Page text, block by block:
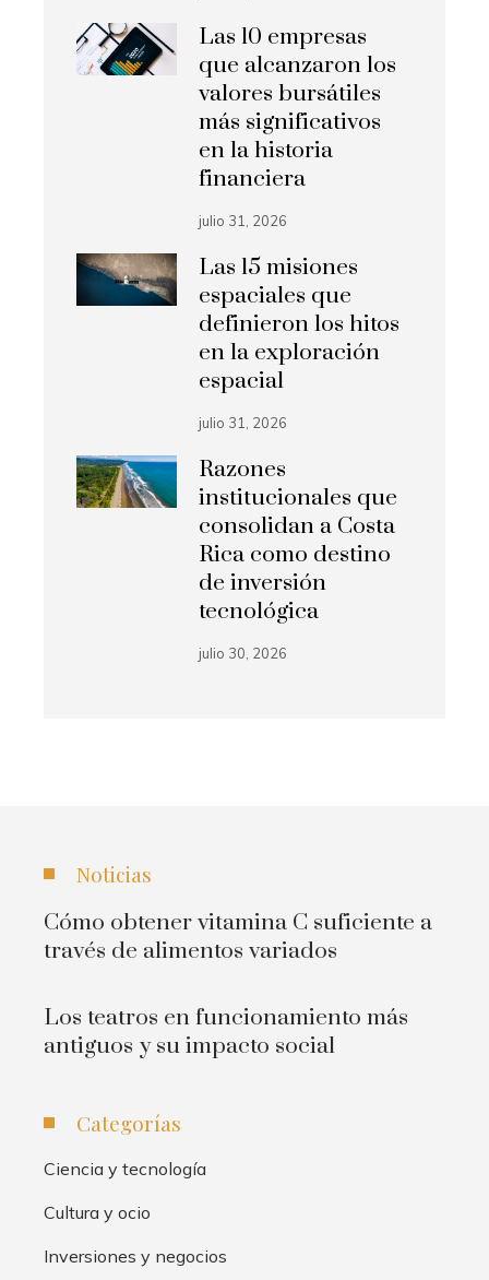
Las 10 empresas
que alcanzaron los
valores bursátiles
más significativos
en la historia
financiera
julio 31, 2026
Las 15 misiones
espaciales que
definieron los hitos
en la exploración
espacial
julio 31, 2026
Razones
institucionales que
consolidan a Costa
Rica como destino
de inversión
tecnológica
julio 30, 2026
Noticias
Cómo obtener vitamina C suficiente a
través de alimentos variados
Los teatros en funcionamiento más
antiguos y su impacto social
Categorías
Ciencia y tecnología
Cultura y ocio
Inversiones y negocios